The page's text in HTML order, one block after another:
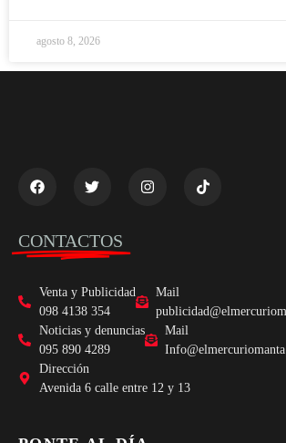
agosto 8, 2026
CONTACTOS
Venta y Publicidad
098 4138 354
Mail
Noticias y denuncias
095 890 4289
Mail
Dirección
Avenida 6 calle entre 12 y 13